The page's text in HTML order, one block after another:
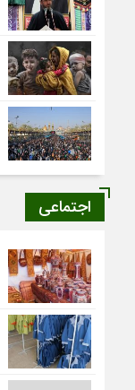
اجتماعی